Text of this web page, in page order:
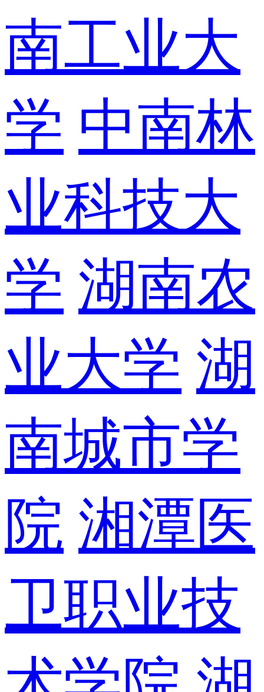
南工业大
学 中南林
业科技大
学 湖南农
业大学 湖
南城市学
院 湘潭医
卫职业技